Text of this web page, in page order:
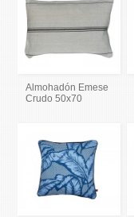
Almohadón Emese
Crudo 50x70